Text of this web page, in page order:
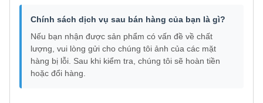
Chính sách dịch vụ sau bán hàng của bạn là gì?
Nếu bạn nhận được sản phẩm có vấn đề về chất
lượng, vui lòng gửi cho chúng tôi ảnh của các mặt
hàng bị lỗi. Sau khi kiểm tra, chúng tôi sẽ hoàn tiền
hoặc đổi hàng.